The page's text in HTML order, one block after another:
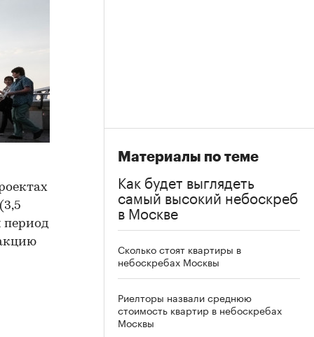
период
Материалы по теме
Как будет выглядеть
самый высокий небоскреб
в Москве
Сколько стоят квартиры в
небоскребах Москвы
Риелторы назвали среднюю
стоимость квартир в небоскребах
Москвы